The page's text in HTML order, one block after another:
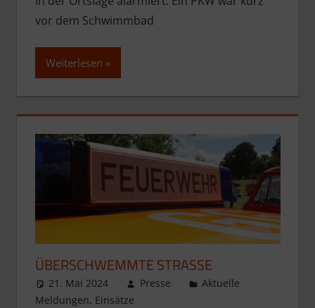
vor dem Schwimmbad
Weiterlesen
ÜBERSCHWEMMTE STRASSE
21. Mai 2024 Presse
Aktuelle
Meldungen, Einsätze